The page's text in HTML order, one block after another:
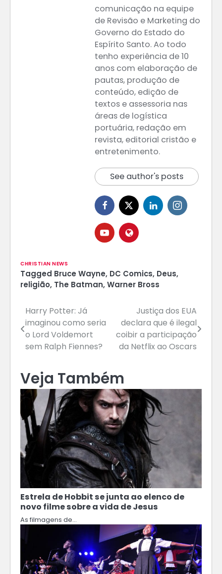
comunicação na equipe
de Revisão e Marketing do
Governo do Estado do
Espírito Santo. Ao todo
tenho experiência de 10
anos com elaboração de
pautas, produção de
conteúdo, edição de
textos e assessoria nas
áreas de logística
portuária, redação em
revista, editorial cristão e
entretenimento.
See author's posts
CHRISTIAN NEWS
Tagged Bruce Wayne, DC Comics, Deus,
religião, The Batman, Warner Bross
Navegação
de
Post
Harry Potter: Já
imaginou como seria
o Lord Voldemort
sem Ralph Fiennes?
Justiça dos EUA
declara que é ilegal
coibir a participação
da Netflix ao Oscars
Veja Também
Estrela de Hobbit se junta ao elenco de
novo filme sobre a vida de Jesus
As filmagens de…